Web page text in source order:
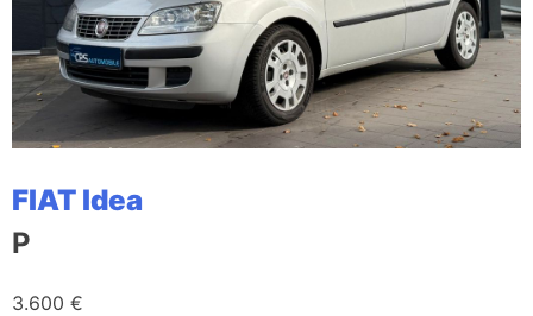
FIAT Idea
P
3.600 €